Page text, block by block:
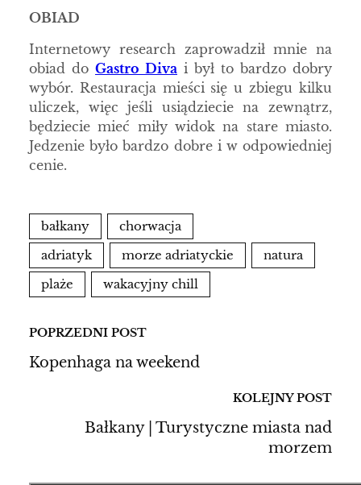
OBIAD
Internetowy research zaprowadził mnie na
obiad do Gastro Diva i był to bardzo dobry
wybór. Restauracja mieści się u zbiegu kilku
uliczek, więc jeśli usiądziecie na zewnątrz,
będziecie mieć miły widok na stare miasto.
Jedzenie było bardzo dobre i w odpowiedniej
cenie.
bałkany
chorwacja
adriatyk
morze adriatyckie
natura
plaże
wakacyjny chill
POPRZEDNI POST
Kopenhaga na weekend
KOLEJNY POST
Bałkany | Turystyczne miasta nad
morzem